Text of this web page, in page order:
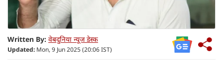
Written By: वेबदुनिया न्यूज डेस्क
Updated: Mon, 9 Jun 2025 (20:06 IST)